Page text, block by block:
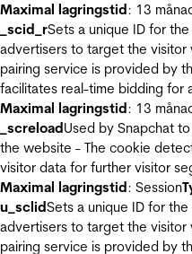
Maximal lagringstid: 13
_scid_rSets a unique ID for
advertisers to target the visitor
pairing service is provided by
facilitates real-time bidding for
Maximal lagringstid: 13
_screloadUsed by Snapchat
the website - The cookie
visitor data for further visitor
Maximal lagringstid: Session
u_sclidSets a unique ID for
advertisers to target the visitor
pairing service is provided by